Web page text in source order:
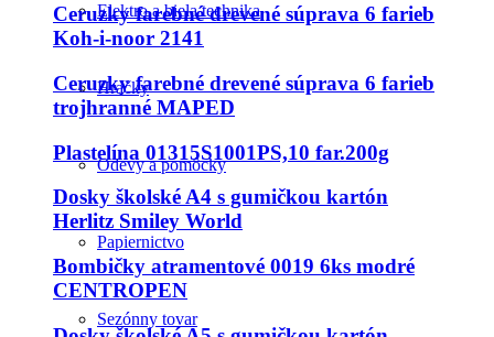
Elektro a biela technika
Hračky
Odevy a pomôcky
Papiernictvo
Sezónny tovar
Ceruzky farebné drevené súprava 6 farieb
Koh-i-noor 2141
Ceruzky farebné drevené súprava 6 farieb
trojhranné MAPED
Plastelína 01315S1001PS,10 far.200g
Dosky školské A4 s gumičkou kartón
Herlitz Smiley World
Bombičky atramentové 0019 6ks modré
CENTROPEN